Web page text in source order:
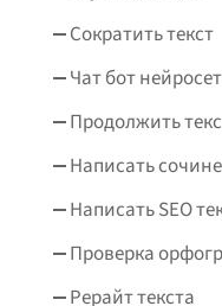
Сократить текст
Чат бот
Продолжить
Написать
Написать SEO
Проверка
Рерайт текста